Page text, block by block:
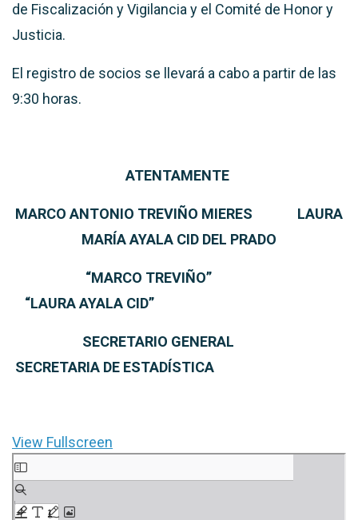
de Fiscalización y Vigilancia y el Comité de Honor y
Justicia.
El registro de socios se llevará a cabo a partir de las
9:30 horas.
ATENTAMENTE
MARCO ANTONIO TREVIÑO MIERES
LAURA
MARÍA AYALA CID DEL PRADO
“MARCO TREVIÑO”
“LAURA AYALA CID”
SECRETARIO GENERAL
SECRETARIA DE ESTADÍSTICA
View Fullscreen
Saltar
al
contenido